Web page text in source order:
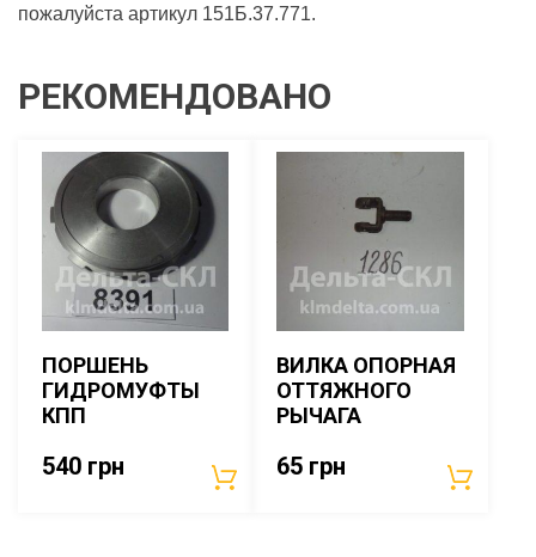
пожалуйста артикул 151Б.37.771.
РЕКОМЕНДОВАНО
ПОРШЕНЬ
ГИДРОМУФТЫ
КПП
540 грн
ВИЛКА ОПОРНАЯ
ОТТЯЖНОГО
РЫЧАГА
65 грн